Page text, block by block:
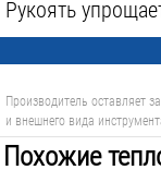
3 500
Рукоять
Производитель оставляет
и внешнего вида
Похожие